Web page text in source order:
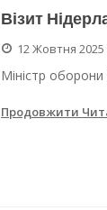
Візит
12 Жовтня 2025
Міністр
Продовжити